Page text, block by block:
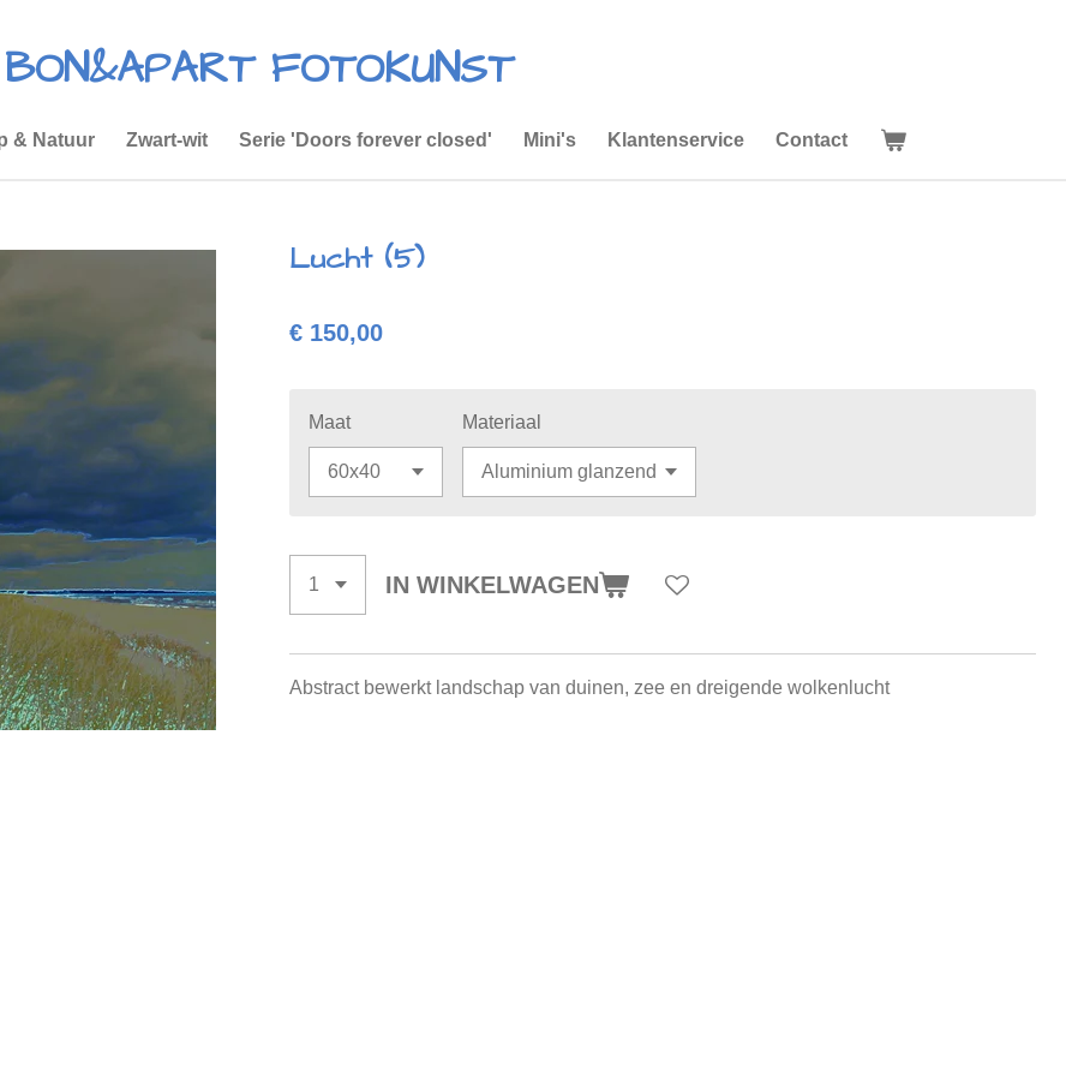
BON&APART FOTOKUNST
& Natuur Zwart-wit Serie 'Doors forever closed' Mini's Klantenservice Contact
Lucht (5)
€ 150,00
Maat Materiaal
IN WINKELWAGEN
Abstract bewerkt landschap van duinen, zee en dreigende wolkenlucht